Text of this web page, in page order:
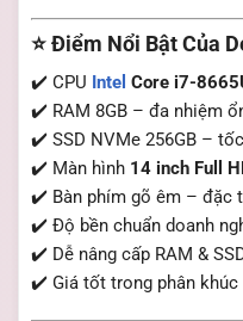
⭐ Điểm Nổi Bật Của
✔️ CPU Intel Core i7-
✔️ RAM 8GB – đa nhiệm
✔️ SSD NVMe 256GB –
✔️ Màn hình 14 inch Full
✔️ Bàn phím gõ êm – đặc
✔️ Độ bền chuẩn doanh
✔️ Dễ nâng cấp RAM &
✔️ Giá tốt trong phân khúc